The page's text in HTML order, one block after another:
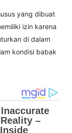
yang dibuat
izin karena
di dalam
kondisi babak